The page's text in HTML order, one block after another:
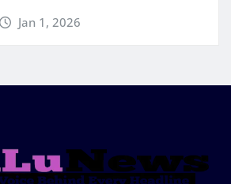
Jan 1, 2026